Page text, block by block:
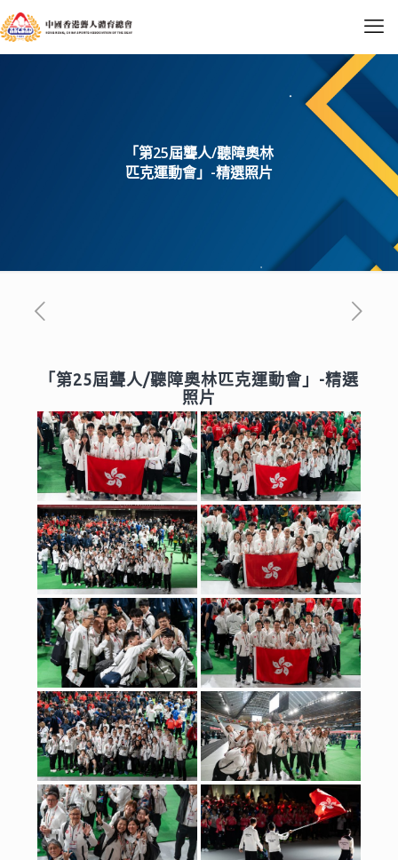
「第25屆聾人/聽障奧林
匹克運動會」-精選照片
「第25屆聾人/聽障奧林匹克運動會」-精選
照片